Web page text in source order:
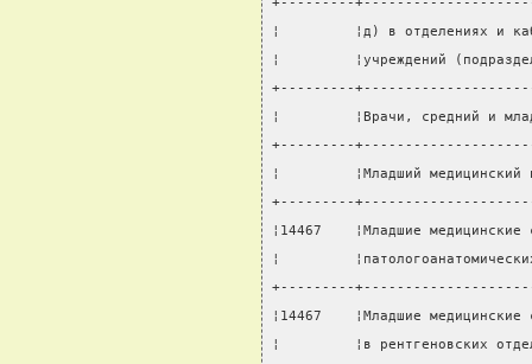
¦         ¦д) в отделениях и
¦         ¦учреждений
+---------
¦         ¦Врачи, средний и
+---------
¦         ¦Младший медицинский
+---------
¦14467    ¦Младшие
¦
+---------
¦14467    ¦Младшие
¦         ¦в рентгеновских